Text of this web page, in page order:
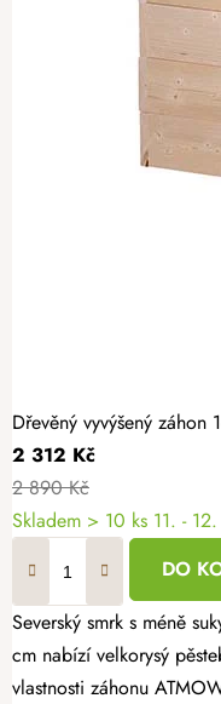
Dřevěný vyvýšený
2 312 Kč
2 890 Kč
Skladem > 10 ks 11. -
DO
Severský smrk s méně suky 100% přírodní materiál Čtyřstranně hoblovaný masiv Dopřejte si radost z vlastní úrody a vytvořte si zahrádku přesně podle svých představ. Dřevěný vyvýšený záhon 160 ×
cm nabízí velkorysý
vlastnosti záhonu